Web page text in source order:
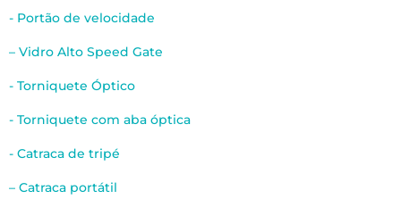
- Portão de velocidade
– Vidro Alto Speed Gate
- Torniquete Óptico
- Torniquete com aba óptica
- Catraca de tripé
– Catraca portátil